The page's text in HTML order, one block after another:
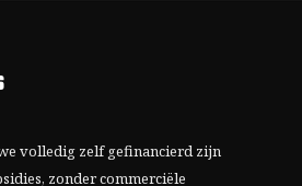
volledig zelf gefinancierd zijn
zonder commerciële